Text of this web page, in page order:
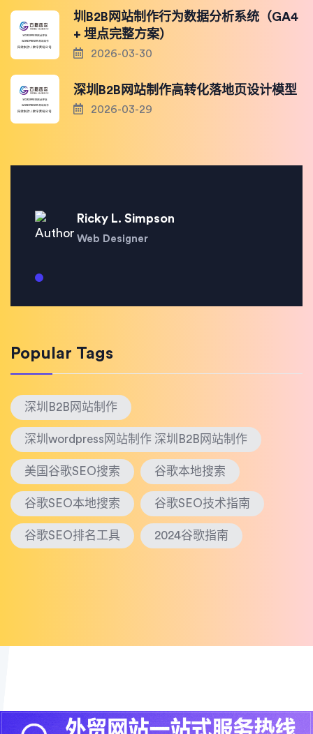
圳B2B网站制作行为数据分析系统（GA4
+ 埋点完整方案）
2026-03-30
深圳B2B网站制作高转化落地页设计模型
2026-03-29
Ricky L. Simpson
Web Designer
Popular Tags
深圳B2B网站制作
深圳wordpress网站制作 深圳B2B网站制作
美国谷歌SEO搜索 谷歌本地搜索
谷歌SEO本地搜索 谷歌SEO技术指南
谷歌SEO排名工具 2024谷歌指南